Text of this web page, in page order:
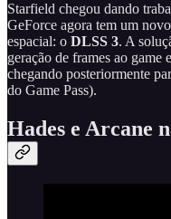
Starfield chegou dando
GeForce agora tem um
espacial: o DLSS 3. A
geração de frames ao game
chegando posteriormente
do Game Pass).
Hades e Arcane